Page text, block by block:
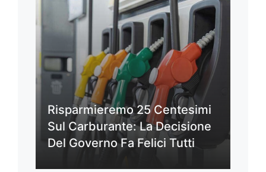
Risparmieremo 25 Centesimi
Sul Carburante: La Decisione
Del Governo Fa Felici Tutti